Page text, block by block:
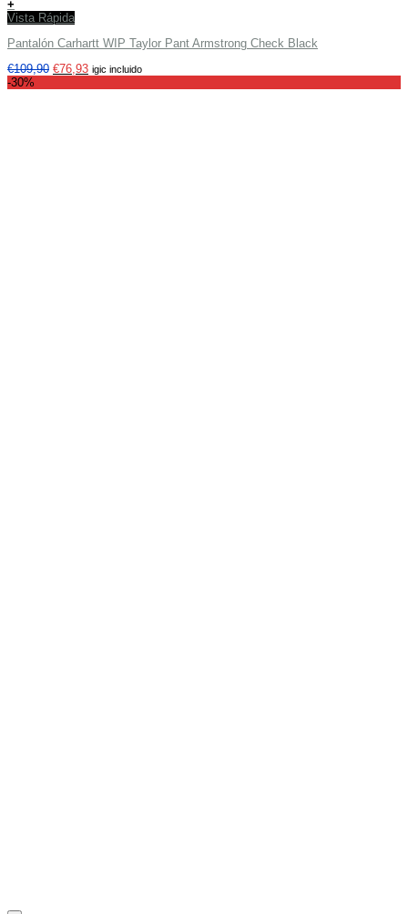
+
Vista Rápida
Pantalón Carhartt WIP Taylor Pant Armstrong Check Black
€109,90 €76,93 igic incluido
-30%